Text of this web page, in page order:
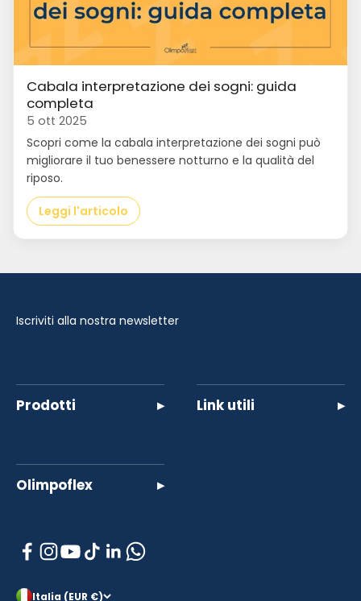
Cabala interpretazione dei sogni: guida
completa
5 ott 2025
Scopri come la cabala interpretazione dei sogni può
migliorare il tuo benessere notturno e la qualità del
riposo.
Leggi l'articolo
Iscriviti alla nostra newsletter
Prodotti ▸ Link utili ▸
Olimpoflex ▸
Italia (EUR €)